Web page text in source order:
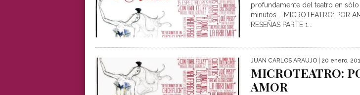
profundamente del teatro en
minutos. MICROTEATRO: POR
RESEÑAS PARTE 1...
JUAN CARLOS ARAUJO | 20 enero,
MICROTEATRO:
AMOR